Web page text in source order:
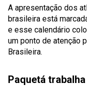
A apresentação dos
brasileira está
e esse calendário
um ponto de atenção
Brasileira.
Paquetá